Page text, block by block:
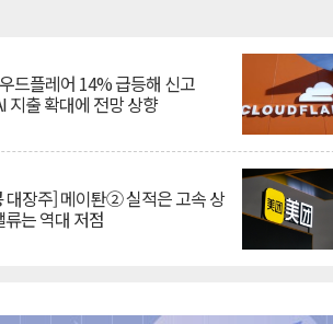
드플레어 14% 급등해 신고
지출 확대에 전망 상향
대장주] 메이퇀② 실적은 고속 상
류는 역대 저점